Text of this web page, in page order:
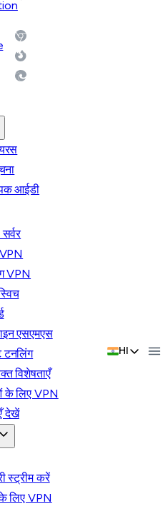
आईडी
VPN
एसएमएस
टनलिंग
विशेषताएँ
के लिए VPN
देखें
स्ट्रीम करें
लिए VPN
HI